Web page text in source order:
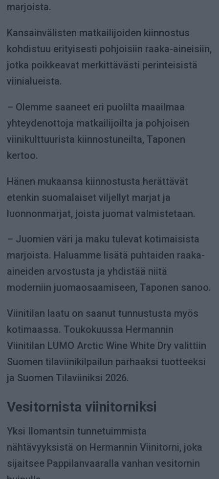
marjoista.
Kansainvälisten matkailijoiden kiinnostus
kohdistuu erityisesti pohjoisiin raaka-aineisiin,
jotka poikkeavat merkittävästi perinteisistä
viinialueista.
– Olemme saaneet eri puolilta maailmaa
yhteydenottoja matkailijoilta ja pohjoisen
viinikulttuurista kiinnostuneilta, Taponen
kertoo.
Hänen mukaansa kiinnostusta herättävät
etenkin suomalaiset viljellyt marjat ja
luonnonmarjat, joista juomat valmistetaan.
– Juomien väri ja maku tulevat kotimaisista
marjoista. Haluamme lisätä puhtaiden raaka-
aineiden arvostusta ja yhdistää niitä
moderniin juomaosaamiseen, Taponen sanoo.
Viinitilan laatu on saanut tunnustusta myös
kotimaassa. Toukokuussa Hermannin
Viinitilan LUMO Arctic Wine White Dry valittiin
Suomen tilaviinikilpailun parhaaksi tuotteeksi
ja Suomen Tilaviiniksi 2026.
Vesitornista viinitorniksi
Yksi Ilomantsin tunnetuimmista
nähtävyyksistä on Hermannin Viinitorni, joka
sijaitsee Pappilanvaaralla vanhan vesitornin